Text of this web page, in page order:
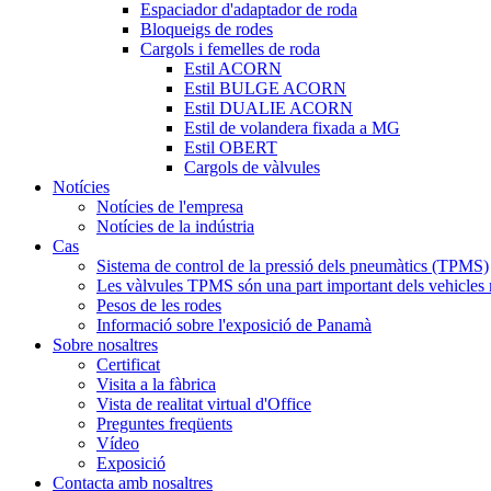
Espaciador d'adaptador de roda
Bloqueigs de rodes
Cargols i femelles de roda
Estil ACORN
Estil BULGE ACORN
Estil DUALIE ACORN
Estil de volandera fixada a MG
Estil OBERT
Cargols de vàlvules
Notícies
Notícies de l'empresa
Notícies de la indústria
Cas
Sistema de control de la pressió dels pneumàtics (TPMS)
Les vàlvules TPMS són una part important dels vehicles
Pesos de les rodes
Informació sobre l'exposició de Panamà
Sobre nosaltres
Certificat
Visita a la fàbrica
Vista de realitat virtual d'Office
Preguntes freqüents
Vídeo
Exposició
Contacta amb nosaltres